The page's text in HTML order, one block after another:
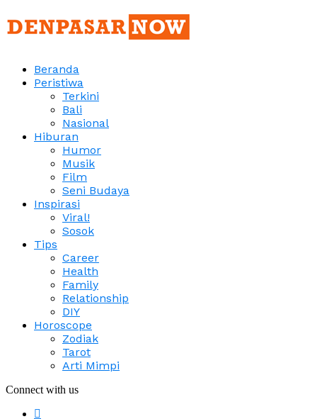
Beranda
Peristiwa
Terkini
Bali
Nasional
Hiburan
Humor
Musik
Film
Seni Budaya
Inspirasi
Viral!
Sosok
Tips
Career
Health
Family
Relationship
DIY
Horoscope
Zodiak
Tarot
Arti Mimpi
Connect with us